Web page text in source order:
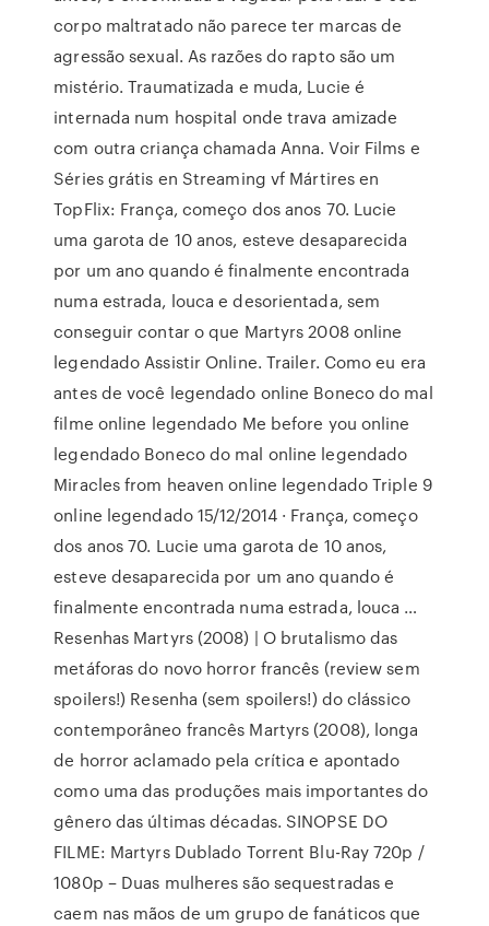
corpo maltratado não parece ter marcas de
agressão sexual. As razões do rapto são um
mistério. Traumatizada e muda, Lucie é
internada num hospital onde trava amizade
com outra criança chamada Anna. Voir Films e
Séries grátis en Streaming vf Mártires en
TopFlix: França, começo dos anos 70. Lucie
uma garota de 10 anos, esteve desaparecida
por um ano quando é finalmente encontrada
numa estrada, louca e desorientada, sem
conseguir contar o que Martyrs 2008 online
legendado Assistir Online. Trailer. Como eu era
antes de você legendado online Boneco do mal
filme online legendado Me before you online
legendado Boneco do mal online legendado
Miracles from heaven online legendado Triple 9
online legendado 15/12/2014 · França, começo
dos anos 70. Lucie uma garota de 10 anos,
esteve desaparecida por um ano quando é
finalmente encontrada numa estrada, louca …
Resenhas Martyrs (2008) | O brutalismo das
metáforas do novo horror francês (review sem
spoilers!) Resenha (sem spoilers!) do clássico
contemporâneo francês Martyrs (2008), longa
de horror aclamado pela crítica e apontado
como uma das produções mais importantes do
gênero das últimas décadas. SINOPSE DO
FILME: Martyrs Dublado Torrent Blu-Ray 720p /
1080p – Duas mulheres são sequestradas e
caem nas mãos de um grupo de fanáticos que